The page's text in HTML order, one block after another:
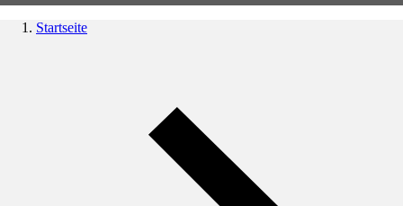
Startseite